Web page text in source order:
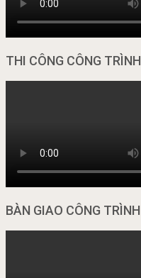
THI CÔNG CÔNG TRÌNH
BÀN GIAO CÔNG TRÌNH